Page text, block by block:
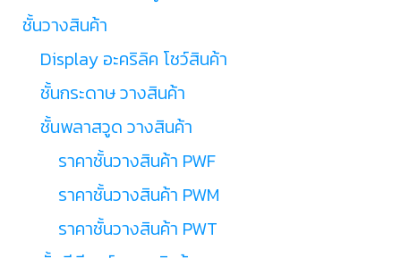
ชั้นวางสินค้า
Display อะคริลิค โชว์สินค้า
ชั้นกระดาษ วางสินค้า
ชั้นพลาสวูด วางสินค้า
ราคาชั้นวางสินค้า PWF
ราคาชั้นวางสินค้า PWM
ราคาชั้นวางสินค้า PWT